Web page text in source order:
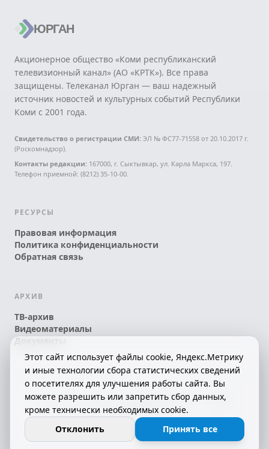
ЮРГАН
Акционерное общество «Коми республиканский
телевизионный канал» (АО «КРТК»). Все права
защищены. Телеканал Юрган — ваш надежный
источник новостей и культурных событий Республики
Коми с 2001 года.
Свидетельство о регистрации СМИ: ЭЛ № ФС77-71558 от 20.10.2017 г.
(Роскомнадзор).
Контакты редакции: 167000, г. Сыктывкар, ул. Карла Маркса, 197.
Телефон приемной: (8212) 35-10-00.
РЕСУРСЫ
Правовая информация
Политика конфиденциальности
Обратная связь
АРХИВ
ТВ-архив
Видеоматериалы
Документы
© 2026 АО «КРТК» • КОМИ ЙÖЗЛЫ — КОМИ
ТЕЛЕКАНАЛ!
СДЕЛАНО С ЛЮБОВЬЮ К РЕСПУБЛИКЕ КОМИ
16+
Этот сайт использует файлы cookie, Яндекс.Метрику
и иные технологии сбора статистических сведений
о посетителях для улучшения работы сайта. Вы
можете разрешить или запретить сбор данных,
кроме технически необходимых cookie.
Отклонить
Принять все